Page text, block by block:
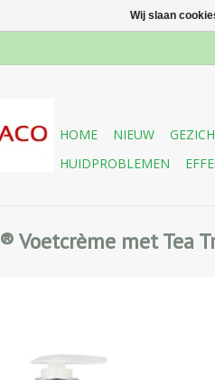
HOME NIEUW
HUIDPROBLEMEN
Voetcrème met Tea
Wij slaan